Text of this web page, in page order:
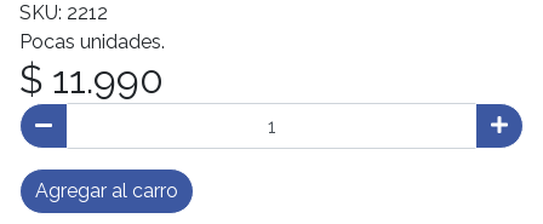
SKU: 2212
Pocas unidades.
$ 11.990
Agregar al carro